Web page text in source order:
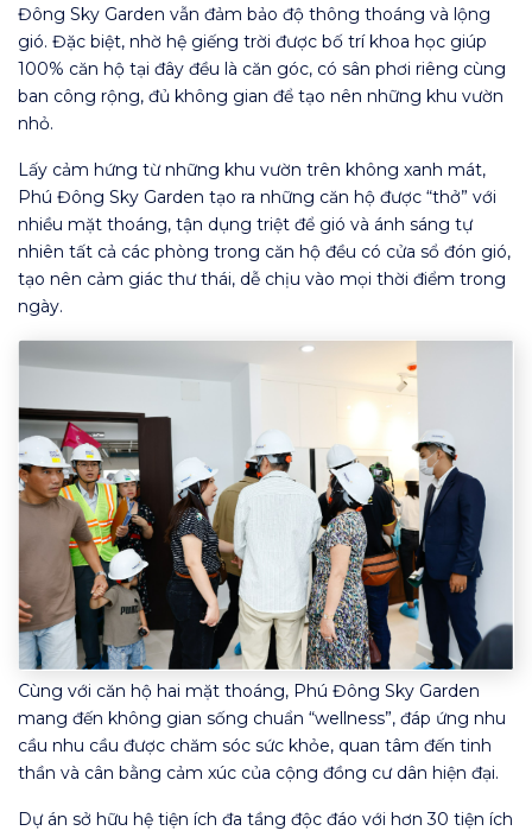
Đông Sky Garden vẫn đảm bảo độ thông thoáng và lộng
gió. Đặc biệt, nhờ hệ giếng trời được bố trí khoa học giúp
100% căn hộ tại đây đều là căn góc, có sân phơi riêng cùng
ban công rộng, đủ không gian để tạo nên những khu vườn
nhỏ.
Lấy cảm hứng từ những khu vườn trên không xanh mát,
Phú Đông Sky Garden tạo ra những căn hộ được “thở” với
nhiều mặt thoáng, tận dụng triệt để gió và ánh sáng tự
nhiên tất cả các phòng trong căn hộ đều có cửa sổ đón gió,
tạo nên cảm giác thư thái, dễ chịu vào mọi thời điểm trong
ngày.
Cùng với căn hộ hai mặt thoáng, Phú Đông Sky Garden
mang đến không gian sống chuẩn “wellness”, đáp ứng nhu
cầu nhu cầu được chăm sóc sức khỏe, quan tâm đến tinh
thần và cân bằng cảm xúc của cộng đồng cư dân hiện đại.
Dự án sở hữu hệ tiện ích đa tầng độc đáo với hơn 30 tiện ích